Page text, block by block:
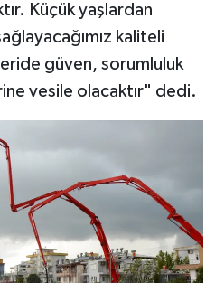
Küçük yaşlardan
kaliteli
güven, sorumluluk
vesile olacaktır" dedi.